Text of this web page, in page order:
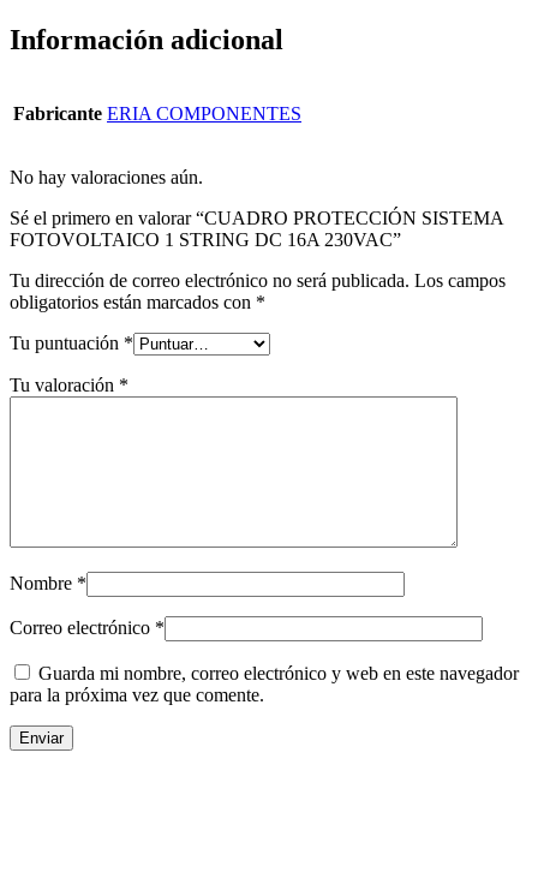
Información adicional
Fabricante ERIA COMPONENTES
No hay valoraciones aún.
Sé el primero en valorar “CUADRO PROTECCIÓN SISTEMA
FOTOVOLTAICO 1 STRING DC 16A 230VAC”
Tu dirección de correo electrónico no será publicada. Los campos
obligatorios están marcados con *
Tu puntuación *
Tu valoración *
Nombre *
Correo electrónico *
Guarda mi nombre, correo electrónico y web en este navegador
para la próxima vez que comente.